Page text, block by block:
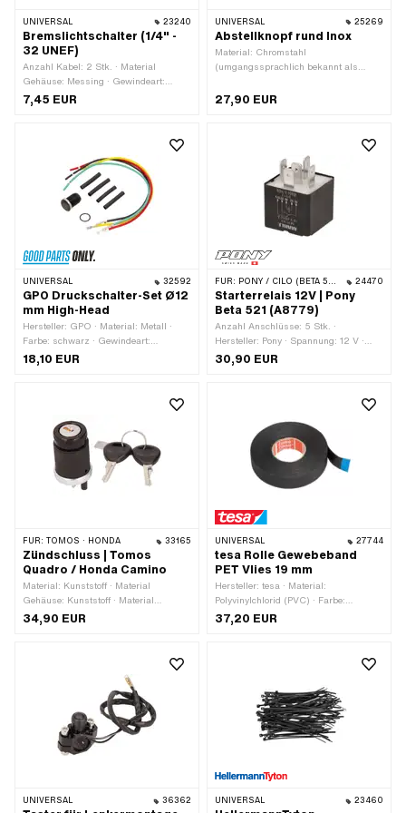
UNIVERSAL 23240
Bremslichtschalter (1/4" -
32 UNEF)
Anzahl Kabel: 2 Stk. · Material
Gehäuse: Messing · Gewindeart:
MF6x0.75 (Feingewinde) · Anzahl
Stellungen: 2 Stk. · Gesamtlänge: 36
7,45 EUR
UNIVERSAL 25269
Abstellknopf rund Inox
Material: Chromstahl
(umgangssprachlich bekannt als
27,90 EUR
UNIVERSAL 32592
GPO Druckschalter-Set Ø12
mm High-Head
Hersteller: GPO · Material: Metall ·
Farbe: schwarz · Gewindeart:
MF12x0.75 (Feingewinde) · Anzahl
Stellungen: 2 Stk. · Anzahl Kabel: 4
18,10 EUR
FÜR: PONY / CILO (BETA 521 & 512) 24470
Starterrelais 12V | Pony
Beta 521 (A8779)
Anzahl Anschlüsse: 5 Stk. ·
Hersteller: Pony · Spannung: 12 V ·
Befestigungsart: Clip
30,90 EUR
FÜR: TOMOS · HONDA 33165
Zündschluss | Tomos
Quadro / Honda Camino
Material: Kunststoff · Material
Gehäuse: Kunststoff · Material
Unterbau: Kunststoff · Farbe: schwarz
34,90 EUR
UNIVERSAL 27744
tesa Rolle Gewebeband
PET Vlies 19 mm
Hersteller: tesa · Material:
Polyvinylchlorid (PVC) · Farbe:
schwarz · Breite: 19 mm ·
37,20 EUR
UNIVERSAL 36362 UNIVERSAL 23460